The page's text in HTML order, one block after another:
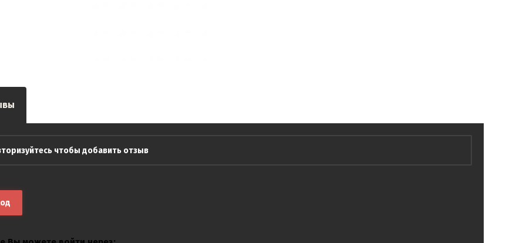
чтобы добавить отзыв